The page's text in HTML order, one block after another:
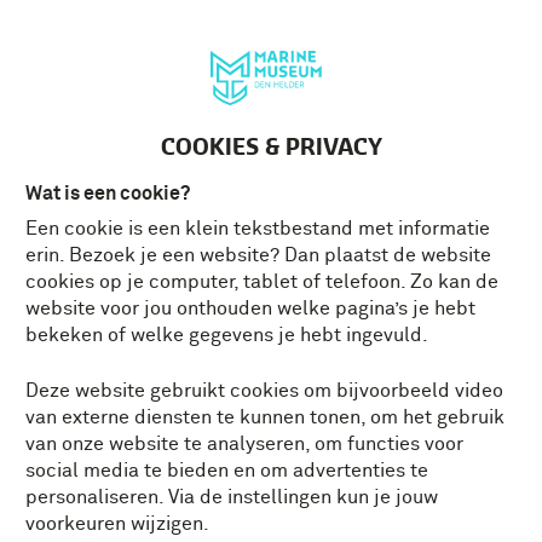
COOKIES & PRIVACY
Wat is een cookie?
Een cookie is een klein tekstbestand met informatie
erin. Bezoek je een website? Dan plaatst de website
cookies op je computer, tablet of telefoon. Zo kan de
website voor jou onthouden welke pagina’s je hebt
bekeken of welke gegevens je hebt ingevuld.
Deze website gebruikt cookies om bijvoorbeeld video
van externe diensten te kunnen tonen, om het gebruik
van onze website te analyseren, om functies voor
social media te bieden en om advertenties te
personaliseren. Via de instellingen kun je jouw
voorkeuren wijzigen.
WAT IS ER TE DOEN IN
DEN HELDER?
Noord-Holland, is omgeven door water en heeft een
lange maritieme geschiedenis. Er zijn tal van leuke
uitjes, van deHelderse Klimvalleitot natuurlijk het
Marinemuseum.